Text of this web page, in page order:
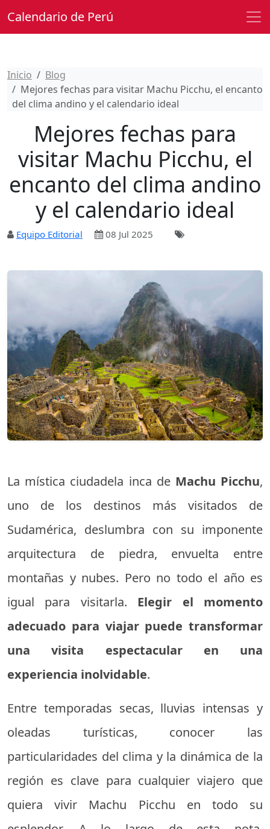
Calendario de Perú
Inicio
Blog
Mejores fechas para visitar Machu Picchu, el encanto
del clima andino y el calendario ideal
Mejores fechas para
visitar Machu Picchu, el
encanto del clima andino
y el calendario ideal
Equipo Editorial 08 Jul 2025
La mística ciudadela inca de Machu Picchu,
uno de los destinos más visitados de
Sudamérica, deslumbra con su imponente
arquitectura de piedra, envuelta entre
montañas y nubes. Pero no todo el año es
igual para visitarla. Elegir el momento
adecuado para viajar puede transformar
una visita espectacular en una
experiencia inolvidable.
Entre temporadas secas, lluvias intensas y
oleadas turísticas, conocer las
particularidades del clima y la dinámica de la
región es clave para cualquier viajero que
quiera vivir Machu Picchu en todo su